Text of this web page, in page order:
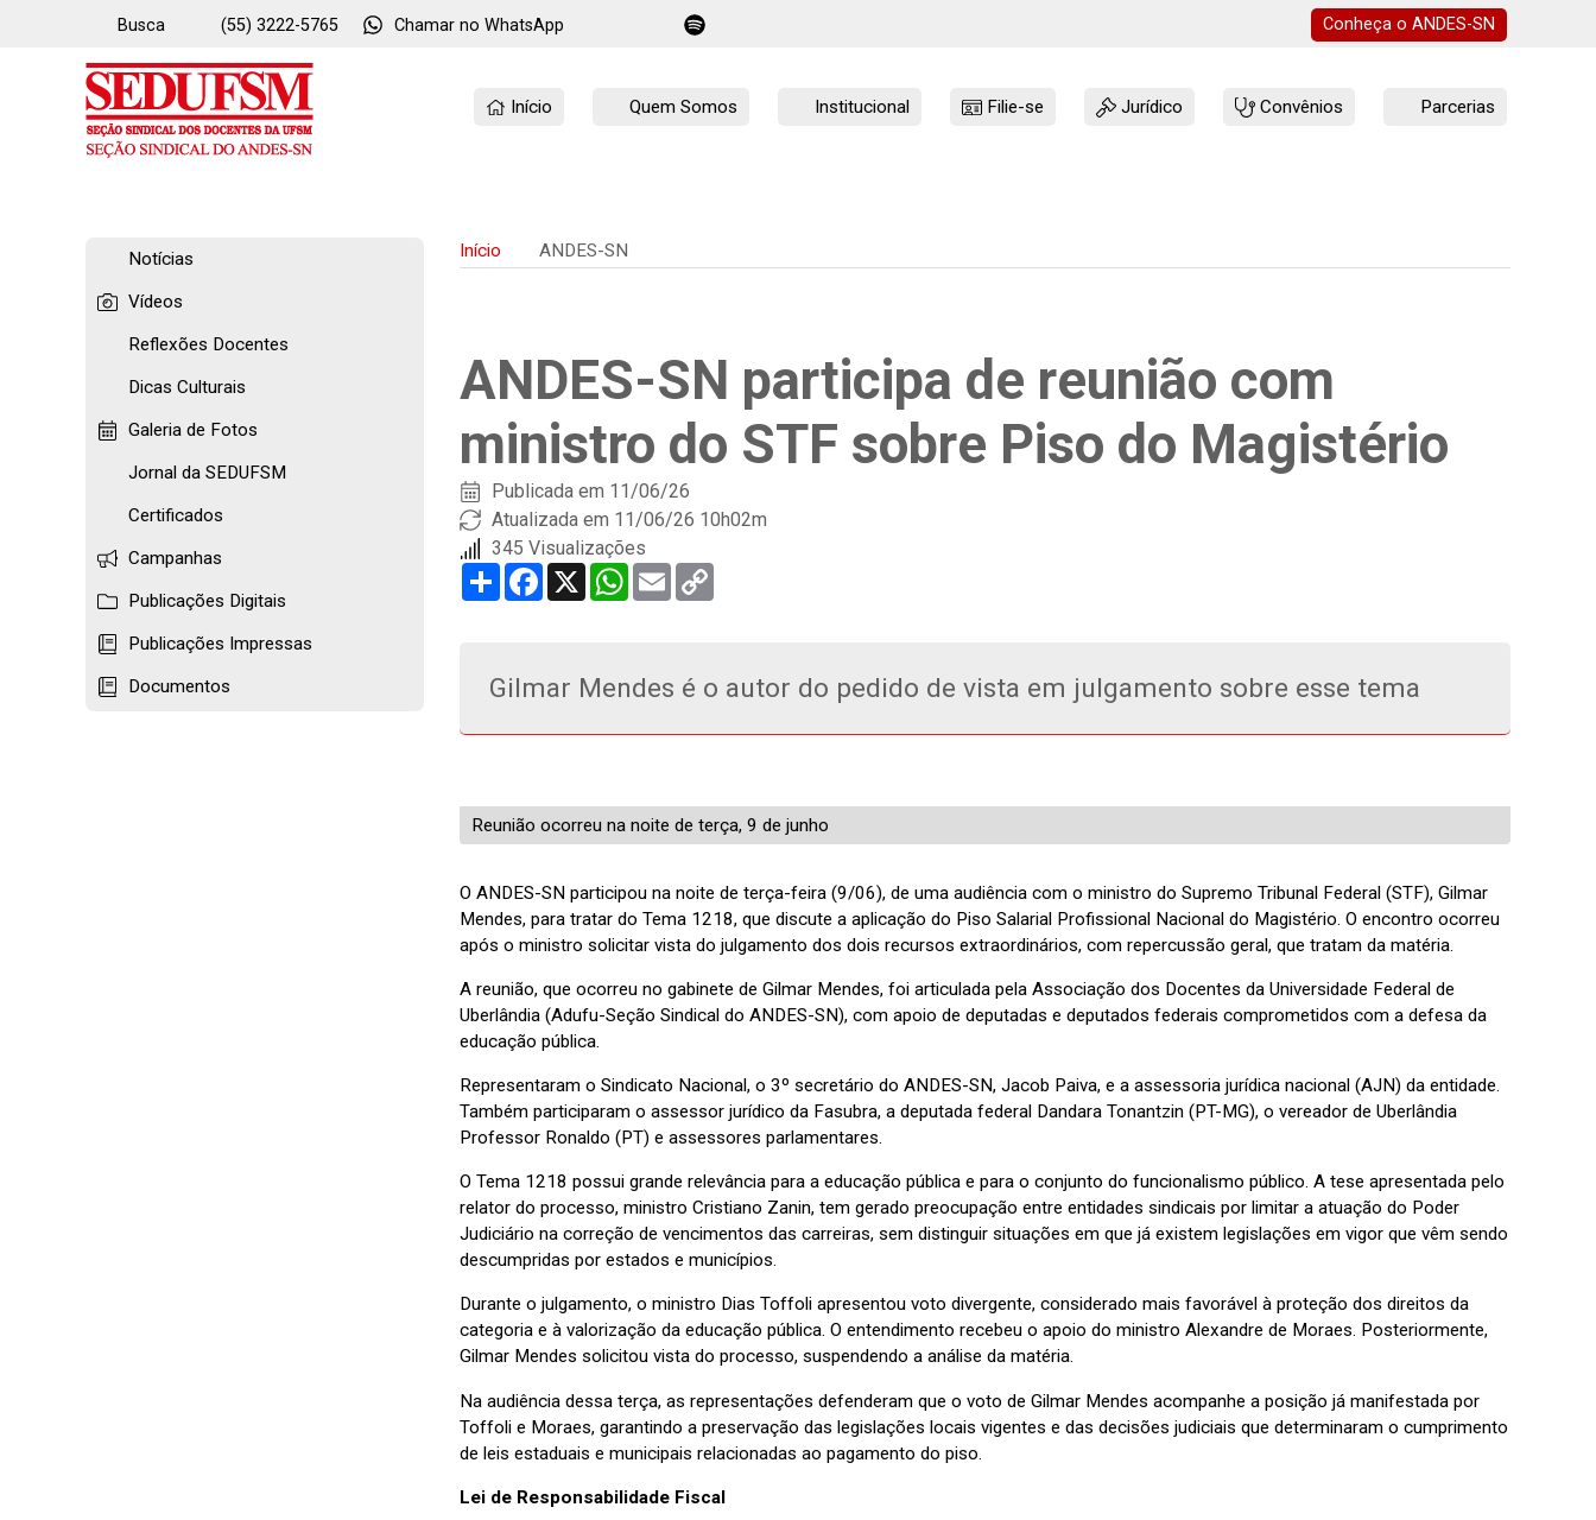
Busca (55) 3222-5765 Chamar no WhatsApp Conheça o ANDES-SN
Início Quem Somos Institucional Filie-se Jurídico Convênios Parcerias
Notícias
Vídeos
Reflexões Docentes
Dicas Culturais
Galeria de Fotos
Jornal da SEDUFSM
Certificados
Campanhas
Publicações Digitais
Publicações Impressas
Documentos
Início ANDES-SN
ANDES-SN participa de reunião com
ministro do STF sobre Piso do Magistério
Publicada em 11/06/26
Atualizada em 11/06/26 10h02m
345 Visualizações
Share Facebook
X WhatsApp
Email
Gilmar Mendes é o autor do pedido de vista em julgamento sobre esse tema
Reunião ocorreu na noite de terça, 9 de junho
O ANDES-SN participou na noite de terça-feira (9/06), de uma audiência com o ministro do Supremo Tribunal Federal (STF), Gilmar
Mendes, para tratar do Tema 1218, que discute a aplicação do Piso Salarial Profissional Nacional do Magistério. O encontro ocorreu
após o ministro solicitar vista do julgamento dos dois recursos extraordinários, com repercussão geral, que tratam da matéria.
A reunião, que ocorreu no gabinete de Gilmar Mendes, foi articulada pela Associação dos Docentes da Universidade Federal de
Uberlândia (Adufu-Seção Sindical do ANDES-SN), com apoio de deputadas e deputados federais comprometidos com a defesa da
educação pública.
Representaram o Sindicato Nacional, o 3º secretário do ANDES-SN, Jacob Paiva, e a assessoria jurídica nacional (AJN) da entidade.
Também participaram o assessor jurídico da Fasubra, a deputada federal Dandara Tonantzin (PT-MG), o vereador de Uberlândia
Professor Ronaldo (PT) e assessores parlamentares.
O Tema 1218 possui grande relevância para a educação pública e para o conjunto do funcionalismo público. A tese apresentada pelo
relator do processo, ministro Cristiano Zanin, tem gerado preocupação entre entidades sindicais por limitar a atuação do Poder
Judiciário na correção de vencimentos das carreiras, sem distinguir situações em que já existem legislações em vigor que vêm sendo
descumpridas por estados e municípios.
Durante o julgamento, o ministro Dias Toffoli apresentou voto divergente, considerado mais favorável à proteção dos direitos da
categoria e à valorização da educação pública. O entendimento recebeu o apoio do ministro Alexandre de Moraes. Posteriormente,
Gilmar Mendes solicitou vista do processo, suspendendo a análise da matéria.
Na audiência dessa terça, as representações defenderam que o voto de Gilmar Mendes acompanhe a posição já manifestada por
Toffoli e Moraes, garantindo a preservação das legislações locais vigentes e das decisões judiciais que determinaram o cumprimento
de leis estaduais e municipais relacionadas ao pagamento do piso.
Lei de Responsabilidade Fiscal